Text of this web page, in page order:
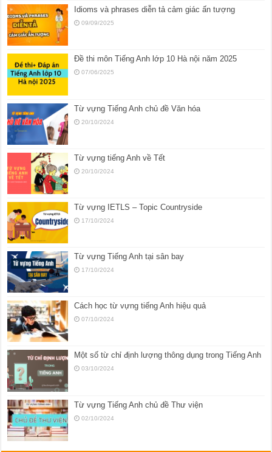
Idioms và phrases diễn tả cảm giác ấn tượng
09/09/2025
Đề thi môn Tiếng Anh lớp 10 Hà nội năm 2025
07/06/2025
Từ vựng Tiếng Anh chủ đề Văn hóa
20/10/2024
Từ vựng tiếng Anh về Tết
20/10/2024
Từ vựng IETLS – Topic Countryside
17/10/2024
Từ vựng Tiếng Anh tại sân bay
17/10/2024
Cách học từ vựng tiếng Anh hiệu quả
07/10/2024
Một số từ chỉ định lượng thông dụng trong Tiếng Anh
03/10/2024
Từ vựng Tiếng Anh chủ đề Thư viện
02/10/2024